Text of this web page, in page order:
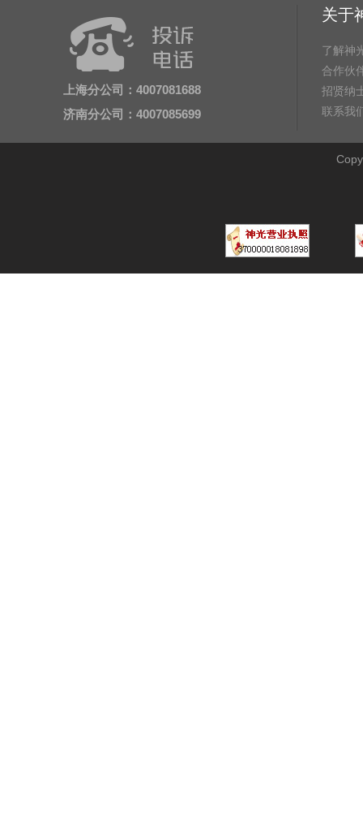
上海分公司：4007081688
济南分公司：4007085699
关于
了解神
合作伙
招贤纳
联系我